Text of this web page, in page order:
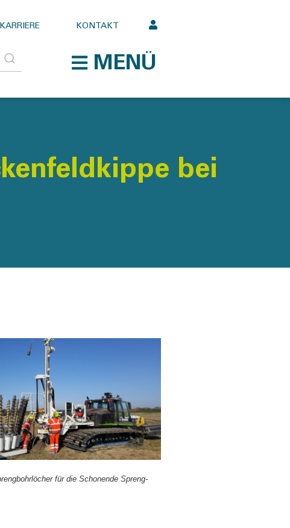
KARRIERE KONTAKT
MENÜ
bei
für die Scho­nen­de Spreng­